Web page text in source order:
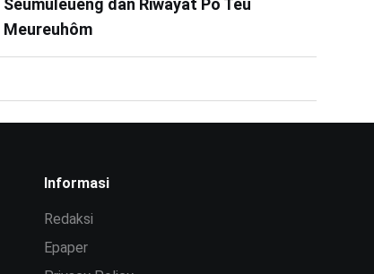
Seumuleueng dan Riwayat Po Teu
Meureuhôm
Informasi
Redaksi
Epaper